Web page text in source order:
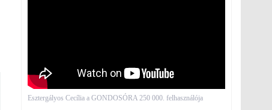
Esztergályos Cecília a GONDOSÓRA 250 000. felhasználója